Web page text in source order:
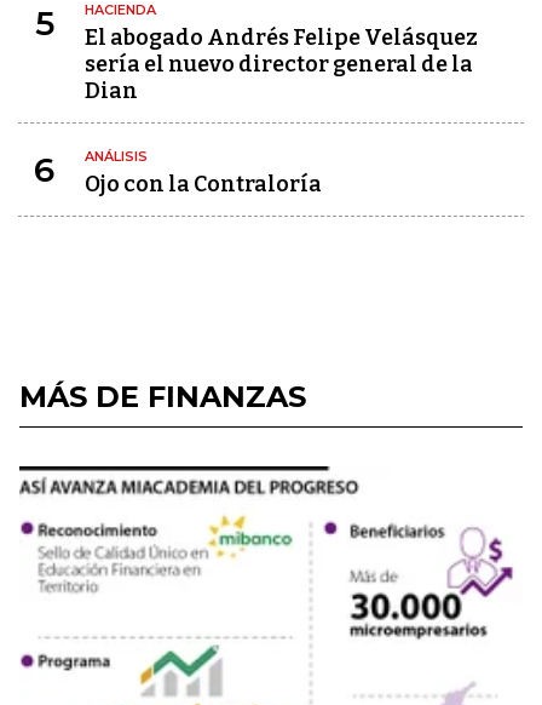
5 HACIENDA
El abogado Andrés Felipe Velásquez
sería el nuevo director general de la
Dian
6 ANÁLISIS
Ojo con la Contraloría
MÁS DE FINANZAS